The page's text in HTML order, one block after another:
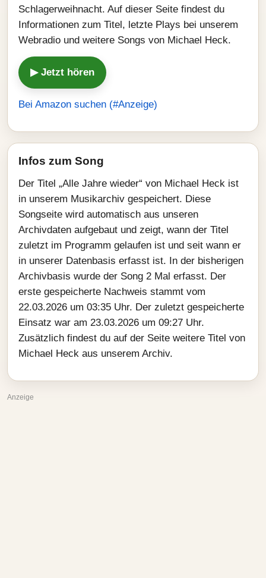
Schlagerweihnacht. Auf dieser Seite findest du
Informationen zum Titel, letzte Plays bei unserem
Webradio und weitere Songs von Michael Heck.
▶ Jetzt hören
Bei Amazon suchen (#Anzeige)
Infos zum Song
Der Titel „Alle Jahre wieder“ von Michael Heck ist
in unserem Musikarchiv gespeichert. Diese
Songseite wird automatisch aus unseren
Archivdaten aufgebaut und zeigt, wann der Titel
zuletzt im Programm gelaufen ist und seit wann er
in unserer Datenbasis erfasst ist. In der bisherigen
Archivbasis wurde der Song 2 Mal erfasst. Der
erste gespeicherte Nachweis stammt vom
22.03.2026 um 03:35 Uhr. Der zuletzt gespeicherte
Einsatz war am 23.03.2026 um 09:27 Uhr.
Zusätzlich findest du auf der Seite weitere Titel von
Michael Heck aus unserem Archiv.
Anzeige